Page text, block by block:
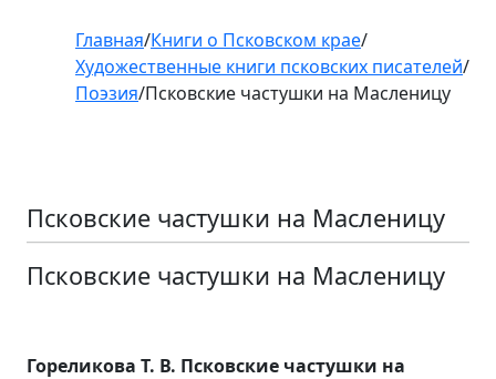
Главная/Книги о Псковском крае/
Художественные книги псковских писателей/
Поэзия/Псковские частушки на Масленицу
Псковские частушки на Масленицу
Псковские частушки на Масленицу
Гореликова Т. В. Псковские частушки на